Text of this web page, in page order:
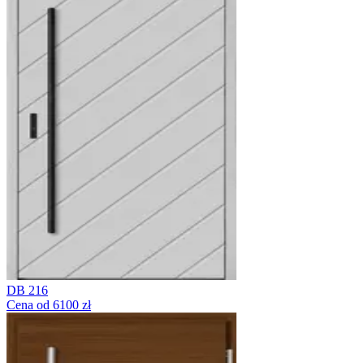
DB 216
Cena od 6100 zł